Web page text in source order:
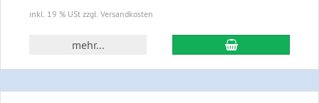
inkl. 19 % USt zzgl. Versandkosten
mehr... In den